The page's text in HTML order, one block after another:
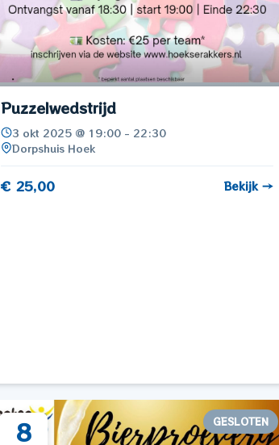
Puzzelwedstrijd
3 okt 2025 @ 19:00 - 22:30
Dorpshuis Hoek
€ 25,00 Bekijk →
8 GESLOTEN